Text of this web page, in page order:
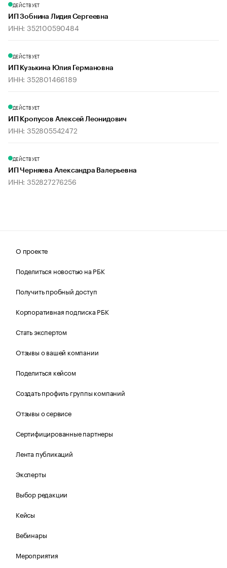
ДЕЙСТВУЕТ
ИП Зобнина Лидия Сергеевна
ИНН: 352100590484
ДЕЙСТВУЕТ
ИП Кузькина Юлия Германовна
ИНН: 352801466189
ДЕЙСТВУЕТ
ИП Кропусов Алексей Леонидович
ИНН: 352805542472
ДЕЙСТВУЕТ
ИП Черняева Александра Валерьевна
ИНН: 352827276256
О проекте
Поделиться новостью на РБК
Получить пробный доступ
Корпоративная подписка РБК
Стать экспертом
Отзывы о вашей компании
Поделиться кейсом
Создать профиль группы компаний
Отзывы о сервисе
Сертифицированные партнеры
Лента публикаций
Эксперты
Выбор редакции
Кейсы
Вебинары
Мероприятия